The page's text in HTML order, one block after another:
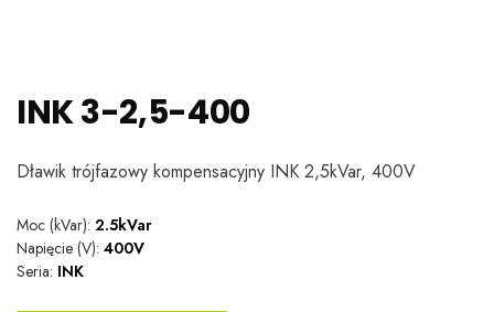
INK 3-2,5-400
Dławik trójfazowy kompensacyjny INK 2,5kVar, 400V
Moc (kVar): 2.5kVar
Napięcie (V): 400V
Seria: INK